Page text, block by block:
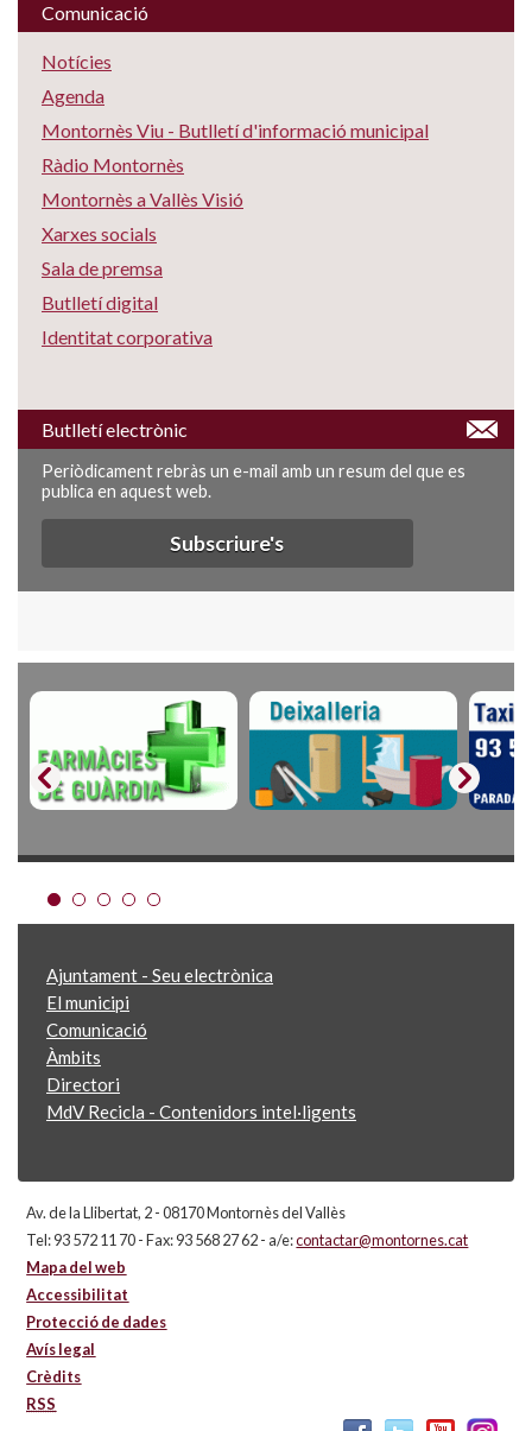
Comunicació
Notícies
Agenda
Montornès Viu - Butlletí d'informació municipal
Ràdio Montornès
Montornès a Vallès Visió
Xarxes socials
Sala de premsa
Butlletí digital
Identitat corporativa
Butlletí electrònic
Periòdicament rebràs un e-mail amb un resum del que es
publica en aquest web.
Subscriure's
Ajuntament - Seu electrònica
El municipi
Comunicació
Àmbits
Directori
MdV Recicla - Contenidors intel·ligents
Av. de la Llibertat, 2 - 08170 Montornès del Vallès
Tel: 93 572 11 70 - Fax: 93 568 27 62 - a/e:contactar@montornes.cat
Mapa del web
Accessibilitat
Protecció de dades
Avís legal
Crèdits
RSS